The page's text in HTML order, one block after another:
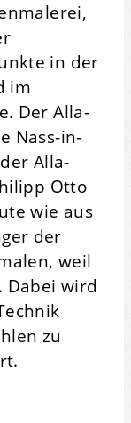
in der
im
Der Alla-
Nass-in-
Alla-
Otto
wie aus
der
weil
Dabei wird
zu